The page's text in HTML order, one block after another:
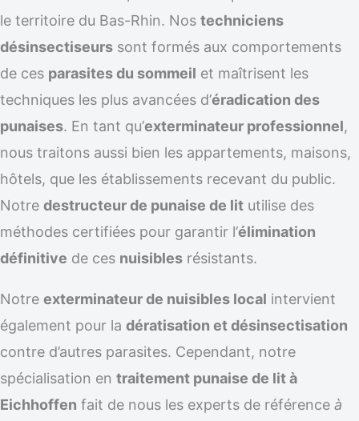
le territoire du Bas-Rhin. Nos techniciens
désinsectiseurs sont formés aux comportements
de ces parasites du sommeil et maîtrisent les
techniques les plus avancées d’éradication des
punaises. En tant qu’exterminateur professionnel,
nous traitons aussi bien les appartements, maisons,
hôtels, que les établissements recevant du public.
Notre destructeur de punaise de lit utilise des
méthodes certifiées pour garantir l’élimination
définitive de ces nuisibles résistants.
Notre exterminateur de nuisibles local intervient
également pour la dératisation et désinsectisation
contre d’autres parasites. Cependant, notre
spécialisation en traitement punaise de lit à
Eichhoffen fait de nous les experts de référence à